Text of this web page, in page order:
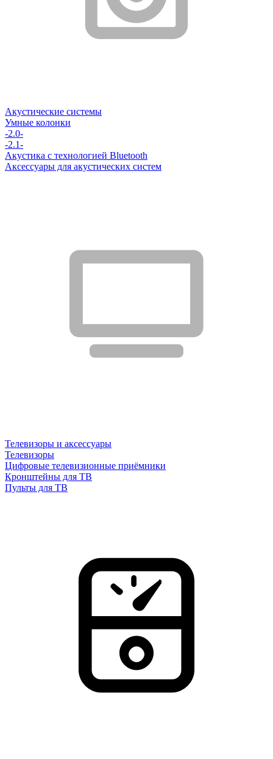
Акустические системы
Умные колонки
-2.0-
-2.1-
Акустика с технологией Bluetooth
Аксессуары для акустических систем
Телевизоры и аксессуары
Телевизоры
Цифровые телевизионные приёмники
Кронштейны для ТВ
Пульты для ТВ